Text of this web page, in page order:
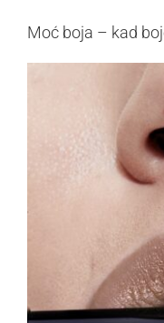
Moć boja – kad